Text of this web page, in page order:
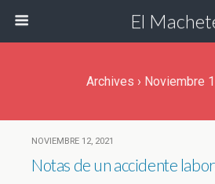
El
Archives › Noviembre
NOVIEMBRE 12, 2021
Notas de un accidente